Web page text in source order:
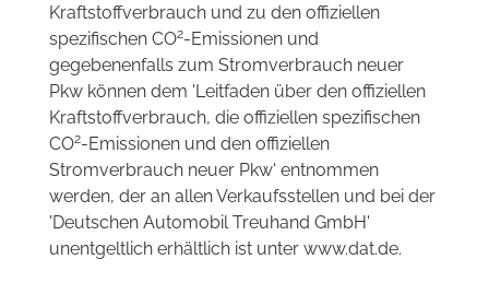
Kraftstoffverbrauch und zu den offiziellen
spezifischen CO2-Emissionen und
gegebenenfalls zum Stromverbrauch neuer
Pkw können dem 'Leitfaden über den offiziellen
Kraftstoffverbrauch, die offiziellen spezifischen
CO2-Emissionen und den offiziellen
Stromverbrauch neuer Pkw' entnommen
werden, der an allen Verkaufsstellen und bei der
'Deutschen Automobil Treuhand GmbH'
unentgeltlich erhältlich ist unter www.dat.de.